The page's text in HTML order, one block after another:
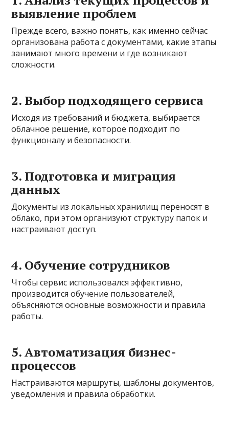
выявление проблем
Прежде всего, важно понять, как именно сейчас
организована работа с документами, какие этапы
занимают много времени и где возникают
сложности.
2. Выбор подходящего сервиса
Исходя из требований и бюджета, выбирается
облачное решение, которое подходит по
функционалу и безопасности.
3. Подготовка и миграция
данных
Документы из локальных хранилищ переносят в
облако, при этом организуют структуру папок и
настраивают доступ.
4. Обучение сотрудников
Чтобы сервис использовался эффективно,
производится обучение пользователей,
объясняются основные возможности и правила
работы.
5. Автоматизация бизнес-
процессов
Настраиваются маршруты, шаблоны документов,
уведомления и правила обработки.